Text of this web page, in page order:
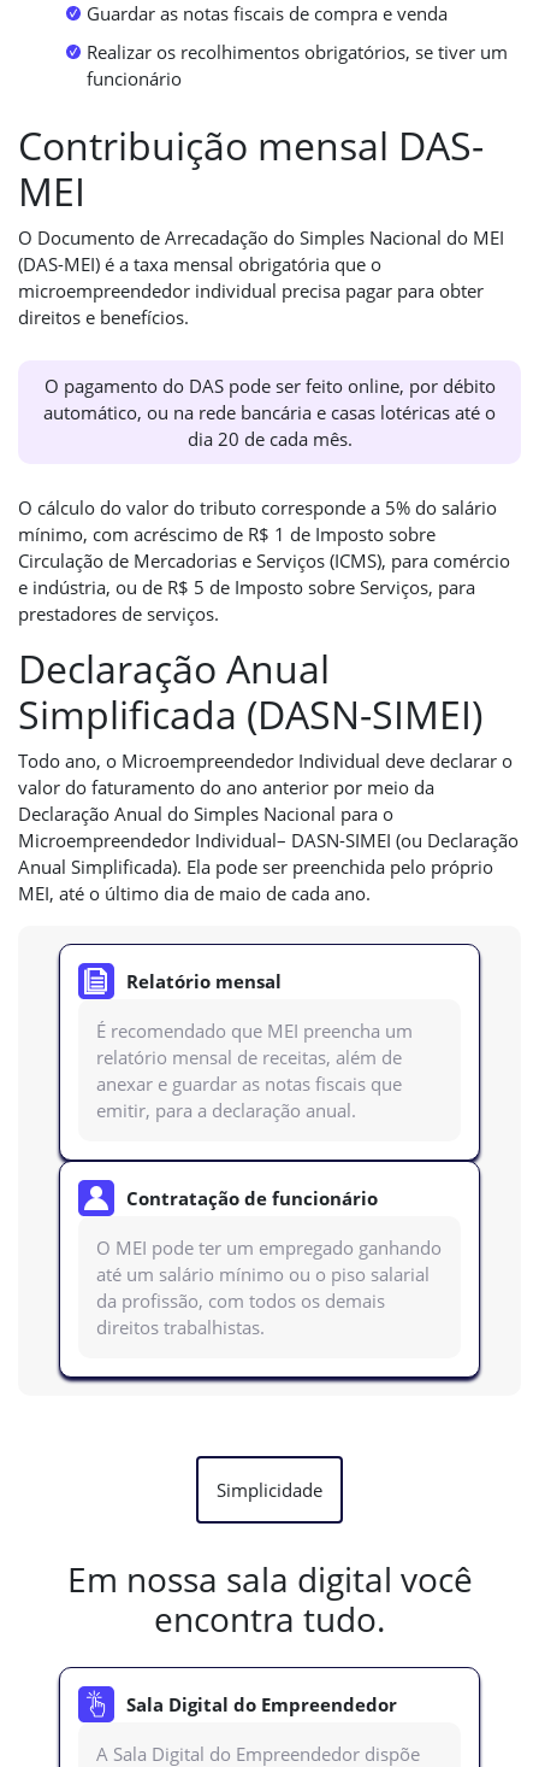
Guardar as notas fiscais de compra e venda
Realizar os recolhimentos obrigatórios, se tiver um
funcionário
Contribuição mensal DAS-
MEI
O Documento de Arrecadação do Simples Nacional do MEI
(DAS-MEI) é a taxa mensal obrigatória que o
microempreendedor individual precisa pagar para obter
direitos e benefícios.
O pagamento do DAS pode ser feito online, por débito
automático, ou na rede bancária e casas lotéricas até o
dia 20 de cada mês.
O cálculo do valor do tributo corresponde a 5% do salário
mínimo, com acréscimo de R$ 1 de Imposto sobre
Circulação de Mercadorias e Serviços (ICMS), para comércio
e indústria, ou de R$ 5 de Imposto sobre Serviços, para
prestadores de serviços.
Declaração Anual
Simplificada (DASN-SIMEI)
Todo ano, o Microempreendedor Individual deve declarar o
valor do faturamento do ano anterior por meio da
Declaração Anual do Simples Nacional para o
Microempreendedor Individual– DASN-SIMEI (ou Declaração
Anual Simplificada). Ela pode ser preenchida pelo próprio
MEI, até o último dia de maio de cada ano.
Relatório mensal
É recomendado que MEI preencha um
relatório mensal de receitas, além de
anexar e guardar as notas fiscais que
emitir, para a declaração anual.
Contratação de funcionário
O MEI pode ter um empregado ganhando
até um salário mínimo ou o piso salarial
da profissão, com todos os demais
direitos trabalhistas.
Simplicidade
Em nossa sala digital você
encontra tudo.
Sala Digital do Empreendedor
A Sala Digital do Empreendedor dispõe